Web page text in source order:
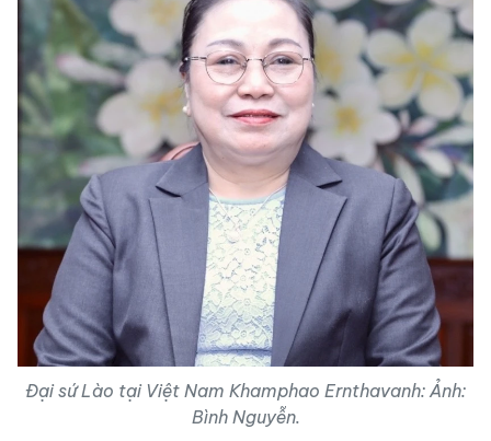
Đại sứ Lào tại Việt Nam Khamphao Ernthavanh: Ảnh:
Bình Nguyễn.